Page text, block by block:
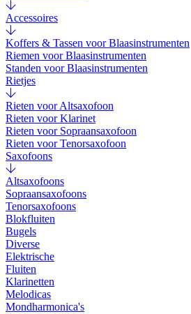
Accessoires
Koffers & Tassen voor Blaasinstrumenten
Riemen voor Blaasinstrumenten
Standen voor Blaasinstrumenten
Rietjes
Rieten voor Altsaxofoon
Rieten voor Klarinet
Rieten voor Sopraansaxofoon
Rieten voor Tenorsaxofoon
Saxofoons
Altsaxofoons
Sopraansaxofoons
Tenorsaxofoons
Blokfluiten
Bugels
Diverse
Elektrische
Fluiten
Klarinetten
Melodicas
Mondharmonica's